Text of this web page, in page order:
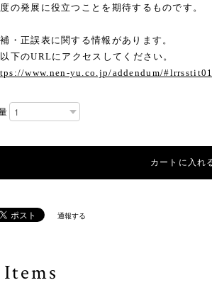
の発展に役立つことを期待するものです。
・正誤表に関する情報があります。
下のURLにアクセスしてください。
www.nen-yu.co.jp/addendum/#lrrsstit01
カートに入れ
通報する